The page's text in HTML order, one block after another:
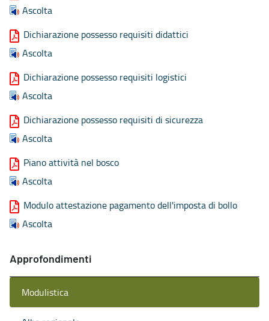
Ascolta
Dichiarazione possesso requisiti didattici
Ascolta
Dichiarazione possesso requisiti logistici
Ascolta
Dichiarazione possesso requisiti di sicurezza
Ascolta
Piano attività nel bosco
Ascolta
Modulo attestazione pagamento dell'imposta di bollo
Ascolta
Approfondimenti
Modulistica